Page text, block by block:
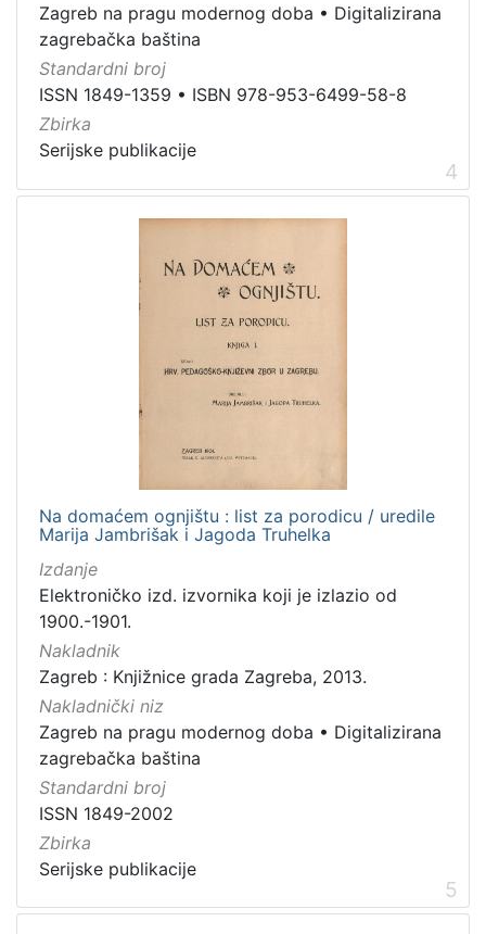
Zagreb na pragu modernog doba • Digitalizirana
zagrebačka baština
Standardni broj
ISSN 1849-1359 • ISBN 978-953-6499-58-8
Zbirka
Serijske publikacije
4
Na domaćem ognjištu : list za porodicu / uredile
Marija Jambrišak i Jagoda Truhelka
Izdanje
Elektroničko izd. izvornika koji je izlazio od
1900.-1901.
Nakladnik
Zagreb : Knjižnice grada Zagreba, 2013.
Nakladnički niz
Zagreb na pragu modernog doba • Digitalizirana
zagrebačka baština
Standardni broj
ISSN 1849-2002
Zbirka
Serijske publikacije
5